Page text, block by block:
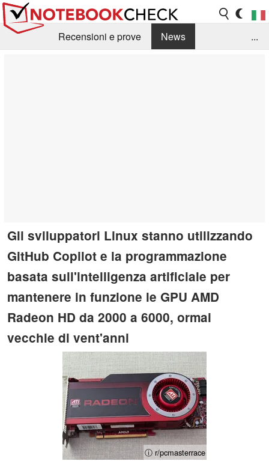
Recensioni e prove
News
...
Gli sviluppatori Linux stanno utilizzando
GitHub Copilot e la programmazione
basata sull'intelligenza artificiale per
mantenere in funzione le GPU AMD
Radeon HD da 2000 a 6000, ormai
vecchie di vent'anni
ⓘ r/pcmasterrace